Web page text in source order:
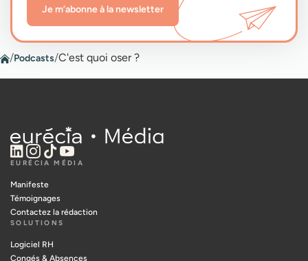
Je m’abonne à la newsletter
/Podcasts/C'est quoi oser ?
EURÉCIA MÉDIA
Manifeste
Témoignages
Contactez la rédaction
SOLUTIONS
Logiciel RH
Congés & Absences